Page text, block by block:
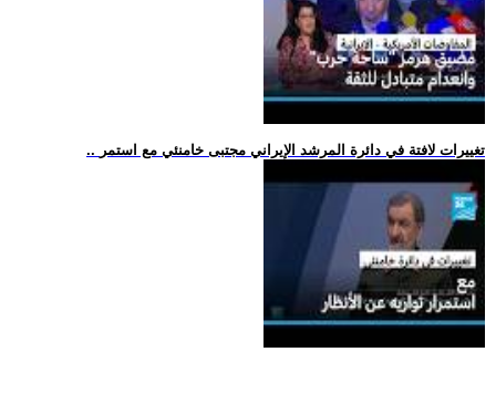
.. تغييرات لافتة في دائرة المرشد الإيراني مجتبى خامنئي مع استمر